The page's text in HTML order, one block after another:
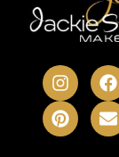
I
n
s
t
F
a
c
e
P
i
n
t
E
n
v
e